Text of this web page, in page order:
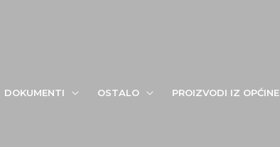
DOKUMENTI OSTALO
PROIZVODI IZ OPĆINE